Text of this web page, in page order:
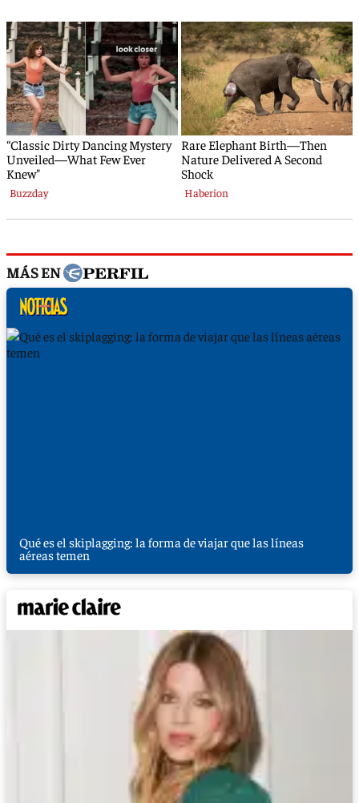
MÁS EN
Qué es el skiplagging: la forma de viajar que las líneas
aéreas temen